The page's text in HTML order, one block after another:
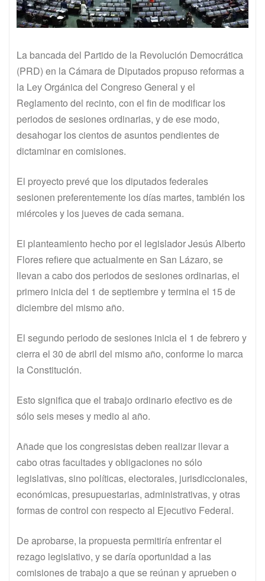
La bancada del Partido de la Revolución Democrática
(PRD) en la Cámara de Diputados propuso reformas a
la Ley Orgánica del Congreso General y el
Reglamento del recinto, con el fin de modificar los
periodos de sesiones ordinarias, y de ese modo,
desahogar los cientos de asuntos pendientes de
dictaminar en comisiones.
El proyecto prevé que los diputados federales
sesionen preferentemente los días martes, también los
miércoles y los jueves de cada semana.
El planteamiento hecho por el legislador Jesús Alberto
Flores refiere que actualmente en San Lázaro, se
llevan a cabo dos periodos de sesiones ordinarias, el
primero inicia del 1 de septiembre y termina el 15 de
diciembre del mismo año.
El segundo periodo de sesiones inicia el 1 de febrero y
cierra el 30 de abril del mismo año, conforme lo marca
la Constitución.
Esto significa que el trabajo ordinario efectivo es de
sólo seis meses y medio al año.
Añade que los congresistas deben realizar llevar a
cabo otras facultades y obligaciones no sólo
legislativas, sino políticas, electorales, jurisdiccionales,
económicas, presupuestarias, administrativas, y otras
formas de control con respecto al Ejecutivo Federal.
De aprobarse, la propuesta permitiría enfrentar el
rezago legislativo, y se daría oportunidad a las
comisiones de trabajo a que se reúnan y aprueben o